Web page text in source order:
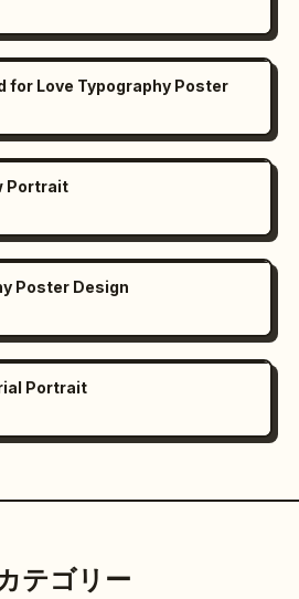
for Love Typography Poster
Portrait
Poster Design
Portrait
テゴリー